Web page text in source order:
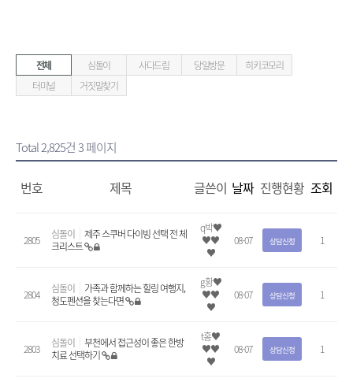
전체 심돌이 사다드림 당일방문
히키코모리
터미널
거짓말찾기
Total 2,825건3 페이지
번호 제목 글쓴이 날짜 진행현황 조회
2805 심돌이
제주 스쿠버 다이빙 선택 전 체
크리스트
q박♥
♥♥
♥
08-07 상담신청 1
2804 심돌이
가족과 함께하는 힐링 여행지,
청도펜션을 찾는다면
g황♥
♥♥
♥
08-07 상담신청 1
2803 심돌이
부천에서 접근성이 좋은 한방
치료 선택하기
t홍♥
♥♥
♥
08-07 상담신청 1